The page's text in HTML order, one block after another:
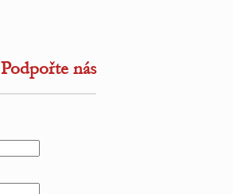
Podpořte nás